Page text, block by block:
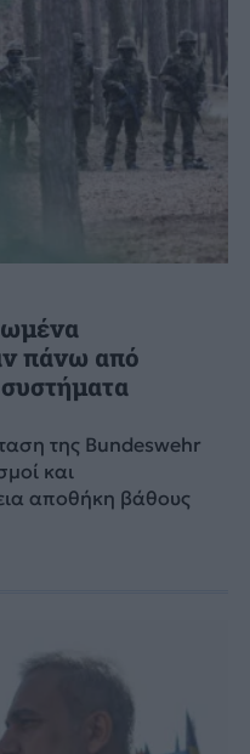
πάνω από
της Bundeswehr
και
αποθήκη βάθους